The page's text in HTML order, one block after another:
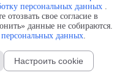
10X 380В, 20 кВА
10X 380В, 40 кВА
10X 380В, 60 кВА
PM10X 10 кВА
PM15X 15 кВА
персональных данных .
свое согласие в
данные не собираются.
данных.
Настроить cookie